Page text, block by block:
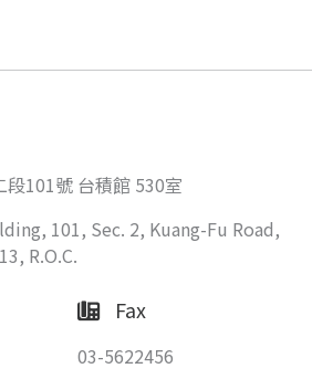
101號 台積館 530室
101, Sec. 2, Kuang-Fu Road,
R.O.C.
Fax
03-5622456